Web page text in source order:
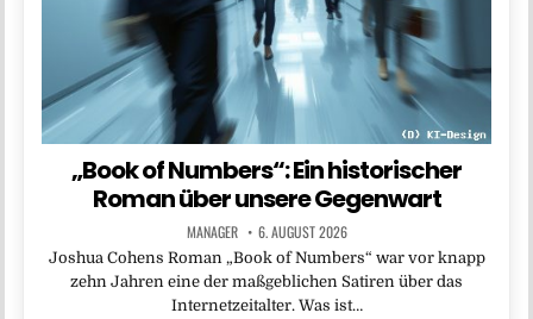
„Book of Numbers“: Ein historischer
Roman über unsere Gegenwart
MANAGER 6. AUGUST 2026
Joshua Cohens Roman „Book of Numbers“ war vor knapp
zehn Jahren eine der maßgeblichen Satiren über das
Internetzeitalter. Was ist…